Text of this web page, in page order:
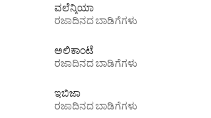
ವಲೆನ್ಶಿಯಾ
ರಜಾದಿನದ ಬಾಡಿಗೆಗಳು
ಅಲಿಕಾಂಟೆ
ರಜಾದಿನದ ಬಾಡಿಗೆಗಳು
ಇಬಿಜಾ
ರಜಾದಿನದ ಬಾಡಿಗೆಗಳು